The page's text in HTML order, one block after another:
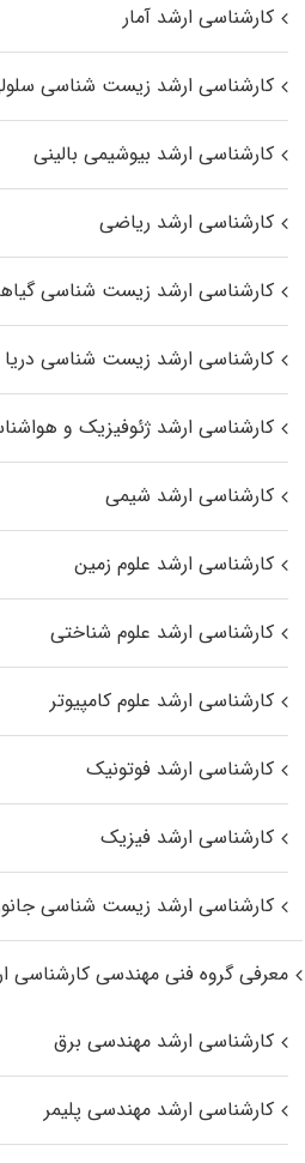
کارشناسی ارشد آمار
کارشناسی ارشد زیست شناسی
کارشناسی ارشد بیوشیمی بالینی
کارشناسی ارشد ریاضی
کارشناسی ارشد زیست‌ شناسی
کارشناسی ارشد زیست‌ شناسی دریا
کارشناسی ارشد ژئوفیزیک و
کارشناسی ارشد شیمی
کارشناسی ارشد علوم زمین
کارشناسی ارشد علوم شناختی
کارشناسی ارشد علوم کامپیوتر
کارشناسی ارشد فوتونیک
کارشناسی ارشد فیزیک
کارشناسی ارشد زیست‌ شناسی
معرفی گروه فنی مهندسی کارشناسی
کارشناسی ارشد مهندسی برق
کارشناسی ارشد مهندسی پلیمر